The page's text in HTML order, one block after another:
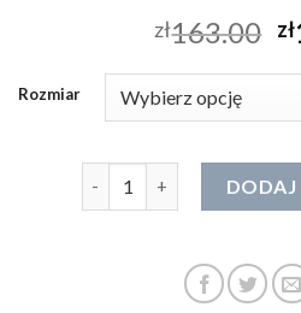
zł163.00 zł
Rozmiar